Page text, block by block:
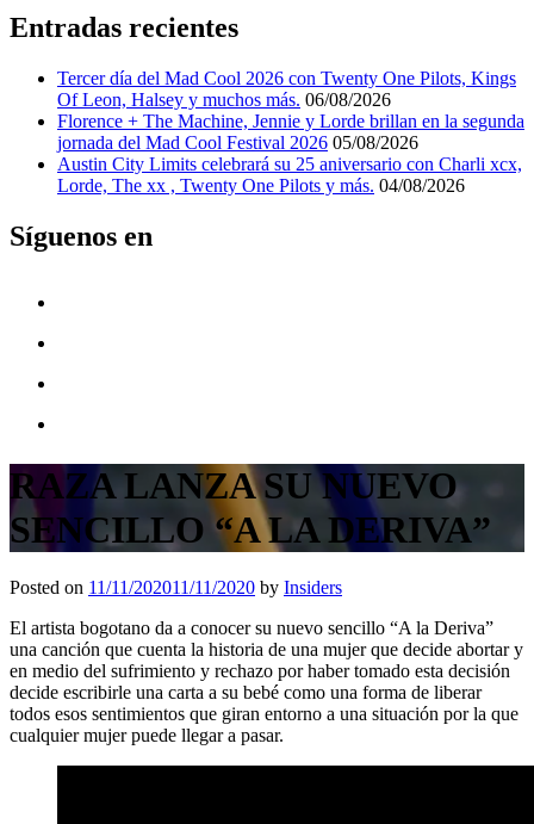
Entradas recientes
Tercer día del Mad Cool 2026 con Twenty One Pilots, Kings
Of Leon, Halsey y muchos más. 06/08/2026
Florence + The Machine, Jennie y Lorde brillan en la segunda
jornada del Mad Cool Festival 2026 05/08/2026
Austin City Limits celebrará su 25 aniversario con Charli xcx,
Lorde, The xx , Twenty One Pilots y más. 04/08/2026
Síguenos en
RAZA LANZA SU NUEVO
SENCILLO “A LA DERIVA”
Posted on 11/11/202011/11/2020 by Insiders
El artista bogotano da a conocer su nuevo sencillo “A la Deriva”
una canción que cuenta la historia de una mujer que decide abortar y
en medio del sufrimiento y rechazo por haber tomado esta decisión
decide escribirle una carta a su bebé como una forma de liberar
todos esos sentimientos que giran entorno a una situación por la que
cualquier mujer puede llegar a pasar.